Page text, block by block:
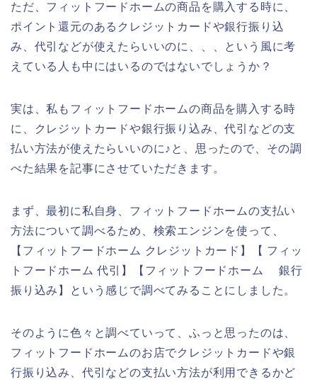
ただ、フィットフードホームの商品を購入する時に、
ポイント還元のあるクレジットカードや銀行振り込
み、代引などが使えたらいいのに、、、という風に考
えている人も中にはいるのではないでしょうか？
実は、私もフィットフードホームの商品を購入する時
に、クレジットカードや銀行振り込み、代引などの支
払い方法が使えたらいいのに♪と、思ったので、その調
べた結果を記事にさせていただきます。
まず、最初に私自身、フィットフードホームの支払い
方法について調べるため、検索エンジンを使って、
【フィットフードホーム クレジットカード】【 フィッ
トフードホーム 代引】【フィットフードホーム 銀行
振り込み】という感じで調べてみることにしました。
そのように色々と調べていって、ふっと思ったのは、
フィットフードホームのお店でクレジットカードや銀
行振り込み、代引などの支払い方法が利用できるかど